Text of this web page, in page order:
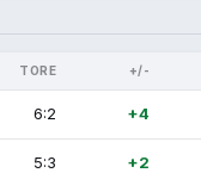
TORE +/-
6:2 +4
5:3 +2